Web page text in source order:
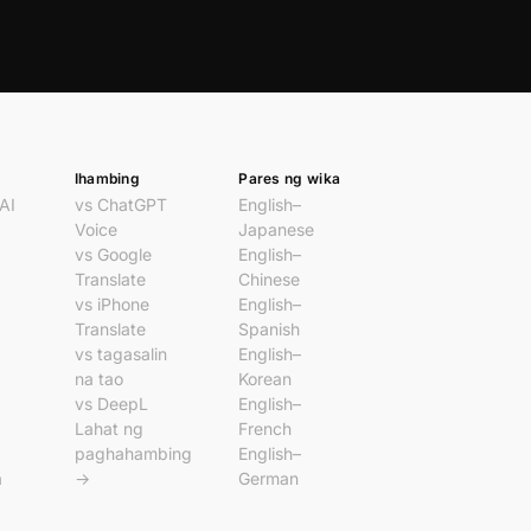
Ihambing
vs ChatGPT
Voice
vs Google
Translate
vs iPhone
Translate
vs tagasalin
na tao
vs DeepL
Lahat ng
paghahambing
→
Pares ng wika
English–
Japanese
English–
Chinese
English–
Spanish
English–
Korean
English–
French
English–
German